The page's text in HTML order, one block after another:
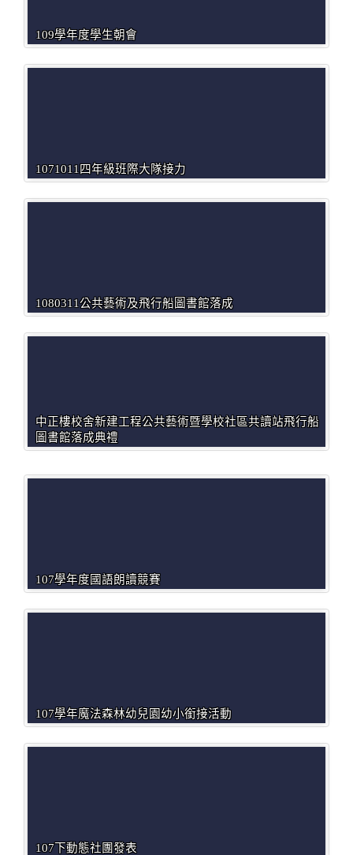
109學年度學生朝會
1071011四年級班際大隊接力
1080311公共藝術及飛行船圖書館落成
中正樓校舍新建工程公共藝術暨學校社區共讀站飛行船
圖書館落成典禮
107學年度國語朗讀競賽
107學年魔法森林幼兒園幼小銜接活動
107下動態社團發表